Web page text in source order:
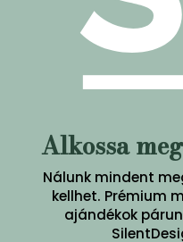
Alkossa
Nálunk mindent
kellhet. Prémium
ajándékok